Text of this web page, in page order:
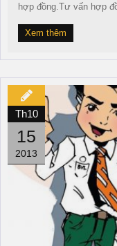
hợp đồng.Tư vấn hợp
Xem thêm
Th10
15
2013